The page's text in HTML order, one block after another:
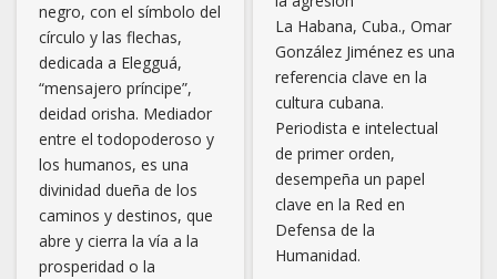
negro, con el símbolo del
círculo y las flechas,
dedicada a Elegguá,
“mensajero príncipe”,
deidad orisha. Mediador
entre el todopoderoso y
los humanos, es una
divinidad dueña de los
caminos y destinos, que
abre y cierra la vía a la
prosperidad o la
La Habana, Cuba., Omar
González Jiménez es una
referencia clave en la
cultura cubana.
Periodista e intelectual
de primer orden,
desempeña un papel
clave en la Red en
Defensa de la
Humanidad.